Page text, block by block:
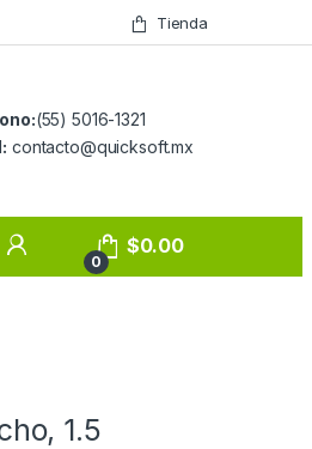
Tienda
(55) 5016-1321
contacto@quicksoft.mx
0
$0.00
1.5